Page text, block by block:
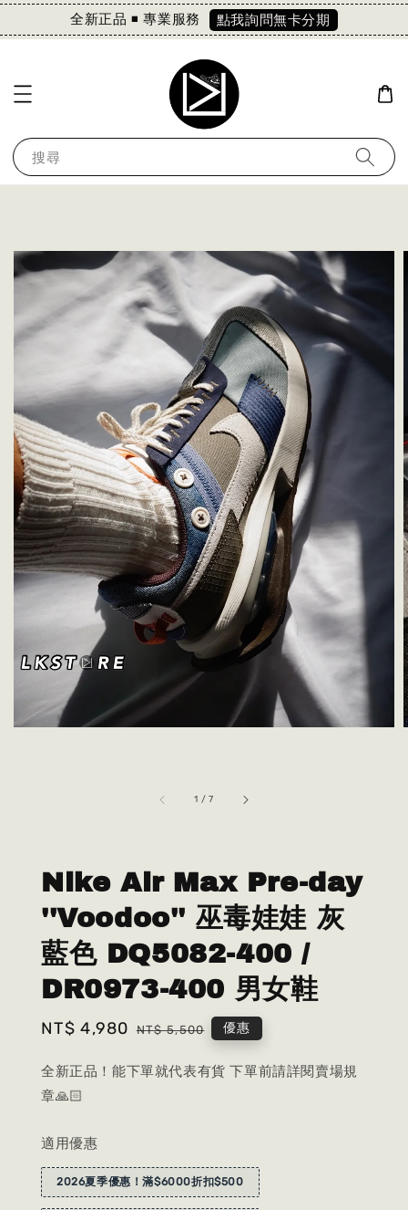
全新正品 ◾️ 專業服務 點我詢問無卡分期
搜尋
1 /7
Nike Air Max Pre-day
''Voodoo'' 巫毒娃娃 灰
藍色 DQ5082-400 /
DR0973-400 男女鞋
Sale
NT$ 4,980 Regular
NT$ 5,500 優惠
全新正品！能下單就代表有貨 下單前請詳閱賣場規
章🙏🏻
適用優惠
2026夏季優惠！滿$6000折扣$500